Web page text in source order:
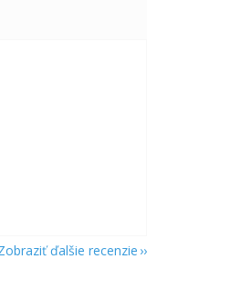
5 hviezdičiek.
5 hviezdičiek.
ďalšie recenzie